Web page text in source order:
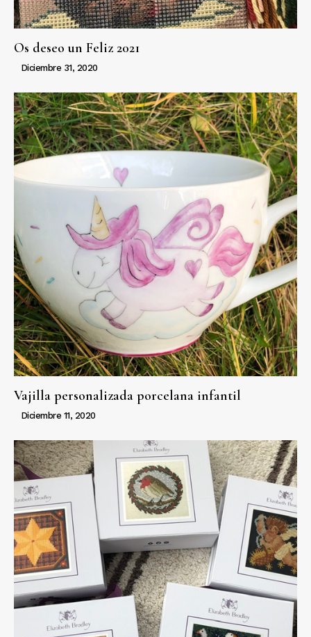
Os deseo un Feliz 2021
Diciembre 31, 2020
Vajilla personalizada porcelana infantil
Diciembre 11, 2020